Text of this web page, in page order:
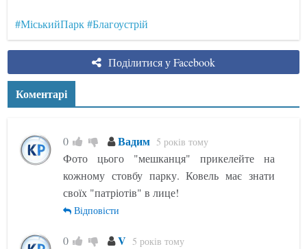
#МіськийПарк #Благоустрій
Поділитися у Facebook
Коментарі
0 Вадим 5 років тому
Фото цього "мешканця" прикелейте на
кожному стовбу парку. Ковель має знати
своїх "патріотів" в лице!
Відповісти
0 V 5 років тому